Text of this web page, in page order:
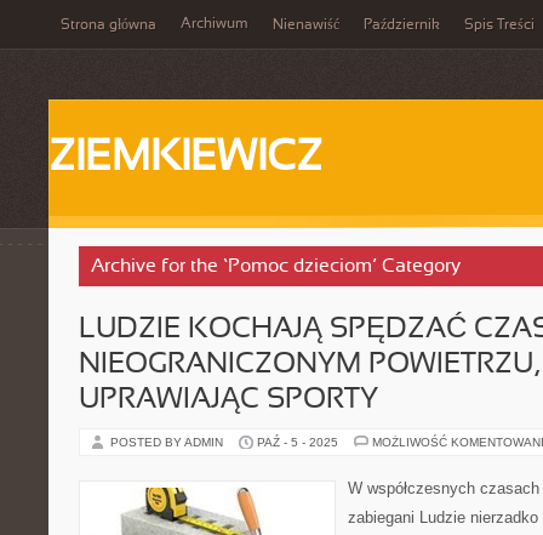
Strona główna Archiwum Nienawiść Październik Spis Treści
ZIEMKIEWICZ
Archive for the ‘Pomoc dzieciom’ Category
LUDZIE KOCHAJĄ SPĘDZAĆ
NIEOGRANICZONYM
UPRAWIAJĄC SPORTY
POSTED BY ADMIN PAŹ - 5 - 2025 MOŻLIWOŚĆ
W współczesnych
zabiegani Ludzie